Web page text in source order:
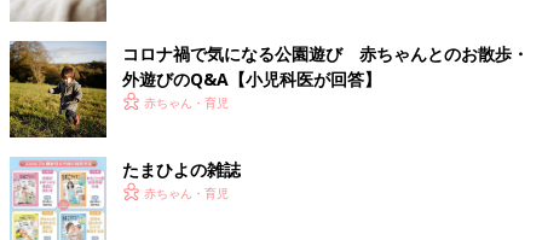
コロナ禍で気になる公園遊び 赤ちゃんとのお散歩・
外遊びのQ&A【小児科医が回答】
赤ちゃん・育児
たまひよの雑誌
赤ちゃん・育児